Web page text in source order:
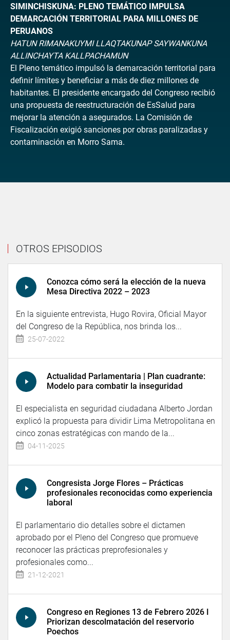
SIMINCHISKUNA: PLENO TEMÁTICO IMPULSA
DEMARCACIÓN TERRITORIAL PARA MILLONES DE
PERUANOS
HATUN RIMANAKUYMI LLAQTAKUNAP SAYWANKUNA
ALLINCHAYTA KALLPACHAMUN
El Pleno temático impulsó la demarcación territorial para
definir límites y beneficiar a más de diez millones de
habitantes. El presidente encargado del Congreso recibió
una propuesta de reestructuración de EsSalud para
mejorar la atención a asegurados. La Comisión de
Fiscalización exigió sanciones por obras paralizadas y
contaminación en Morro Sama.
OTROS EPISODIOS
Conozca cómo será la elección de la nueva
Mesa Directiva 2022 – 2023
En la siguiente entrevista, Hugo Rovira, Oficial Mayor
del Congreso de la República, nos brinda los...
25-07-2022
Actualidad Parlamentaria | Plan cuadrante:
Modelo para combatir la inseguridad
El especialista en seguridad ciudadana Alberto Jordan
explicó la propuesta para dividir Lima Metropolitana en
cinco zonas estratégicas con mando de la...
04-11-2025
Congresista Jorge Flores – Prácticas
profesionales reconocidas como experiencia
laboral
El parlamentario dio detalles sobre el dictamen
aprobado por el Pleno del Congreso que promueve
reconocer las prácticas preprofesionales y
profesionales como...
21-12-2021
Congreso en Regiones 13 de Febrero 2026 I
Priorizan descolmatación del reservorio
Poechos